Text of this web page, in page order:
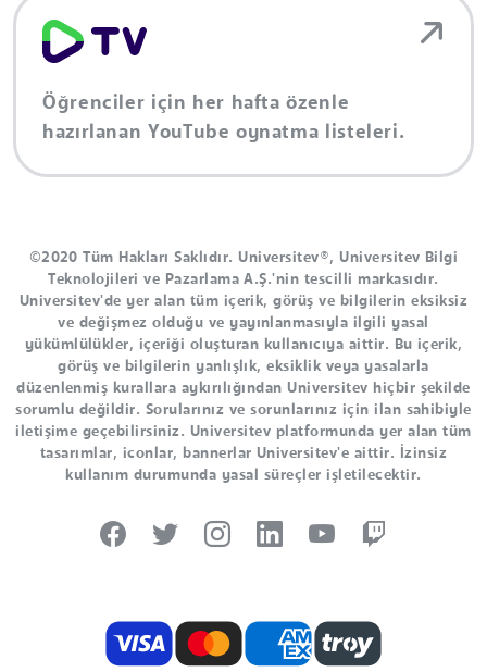
Öğrenciler için her hafta özenle
hazırlanan YouTube oynatma listeleri.
©2020 Tüm Hakları Saklıdır. Universitev®, Universitev Bilgi
Teknolojileri ve Pazarlama A.Ş.'nin tescilli markasıdır.
Universitev'de yer alan tüm içerik, görüş ve bilgilerin eksiksiz
ve değişmez olduğu ve yayınlanmasıyla ilgili yasal
yükümlülükler, içeriği oluşturan kullanıcıya aittir. Bu içerik,
görüş ve bilgilerin yanlışlık, eksiklik veya yasalarla
düzenlenmiş kurallara aykırılığından Universitev hiçbir şekilde
sorumlu değildir. Sorularınız ve sorunlarınız için ilan sahibiyle
iletişime geçebilirsiniz. Universitev platformunda yer alan tüm
tasarımlar, iconlar, bannerlar Universitev'e aittir. İzinsiz
kullanım durumunda yasal süreçler işletilecektir.